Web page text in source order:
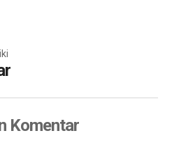
Komentar